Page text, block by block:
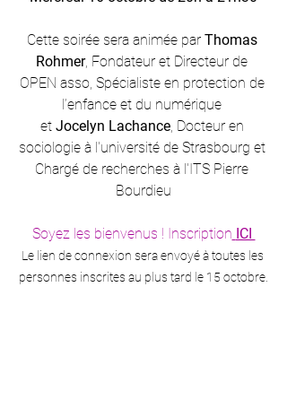
Cette soirée sera animée par Thomas
Rohmer, Fondateur et Directeur de
OPEN asso, Spécialiste en protection de
l’enfance et du numérique
et Jocelyn Lachance, Docteur en
sociologie à l'université de Strasbourg et
Chargé de recherches à l'ITS Pierre
Bourdieu
Soyez les bienvenus ! Inscription ICI
Le lien de connexion sera envoyé à toutes les
personnes inscrites au plus tard le 15 octobre.